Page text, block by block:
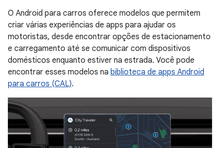
O Android para carros oferece modelos que permitem
criar várias experiências de apps para ajudar os
motoristas, desde encontrar opções de estacionamento
e carregamento até se comunicar com dispositivos
domésticos enquanto estiver na estrada. Você pode
encontrar esses modelos na biblioteca de apps Android
para carros (CAL).